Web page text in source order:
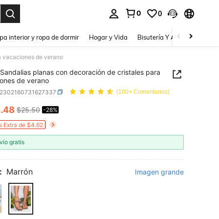
0 0
interior y ropa de dormir Hogar y Vida Bisutería Y Accesorios
vacaciones de verano
Sandalias planas con decoración de cristales para
de verano
(100+ Comentarios)
AND AVAILABILITY
.48 $25.50 -28%
Extra de $4.62
gratis
Marrón Imagen grande